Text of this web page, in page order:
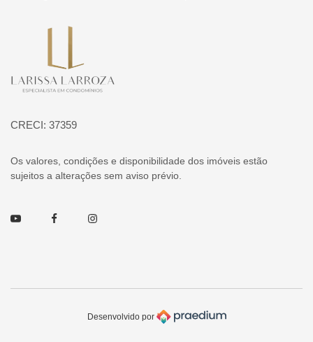
CRECI: 37359
Os valores, condições e disponibilidade dos imóveis estão
sujeitos a alterações sem aviso prévio.
Youtube FacebookInstagram
Desenvolvido por